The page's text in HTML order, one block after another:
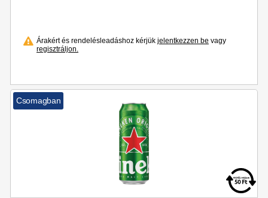
Árakért és rendelésleadáshoz kérjük jelentkezzen be vagy
regisztráljon.
Csomagban